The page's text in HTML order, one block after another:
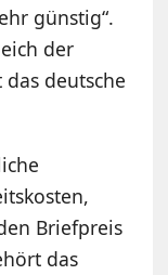
günstig“.
der
deutsche
Briefpreis
das